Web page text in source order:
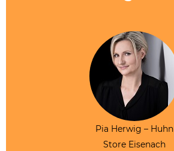
Pia Herwig – Huhn
Store Eisenach